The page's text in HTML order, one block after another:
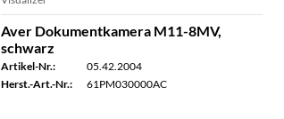
Aver Dokumentkamera M11-8MV,
schwarz
Artikel-Nr.:
05.42.2004
Herst.-Art.-Nr.:
61PM030000AC